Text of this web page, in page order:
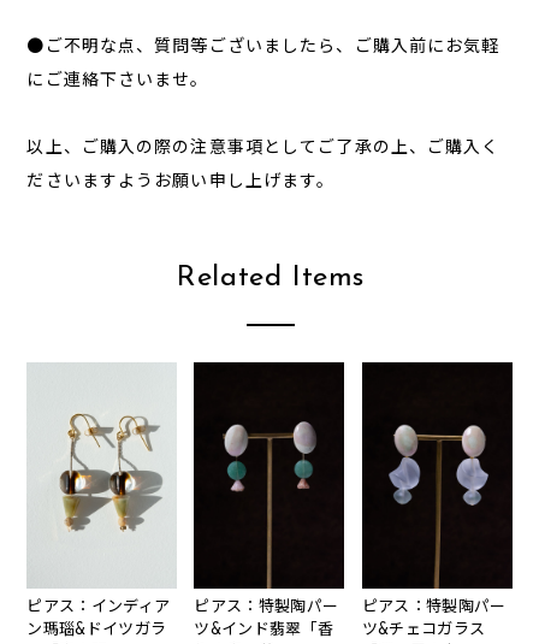
●ご不明な点、質問等ございましたら、ご購入前にお気軽
にご連絡下さいませ。
以上、ご購入の際の注意事項としてご了承の上、ご購入く
ださいますようお願い申し上げます。
Related Items
ピアス：インディア
ン瑪瑙&ドイツガラ
ピアス：特製陶パー
ツ&インド翡翠「香
ピアス：特製陶パー
ツ&チェコガラス